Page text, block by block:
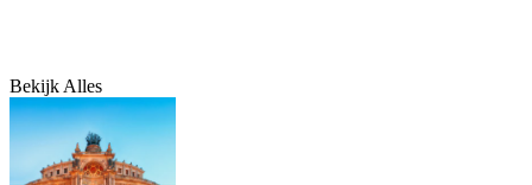
Bekijk Alles